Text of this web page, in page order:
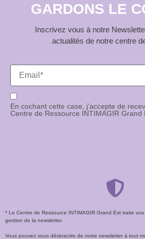
GARDONS LE
Inscrivez vous à notre
actualités de notre centre
En cochant cette case, j’accepte de
Centre de Ressource INTIMAGIR Grand
* Le Centre de Ressource INTIMAGIR Grand Est traite
gestion de la newsletter.
Vous pouvez vous désinscrire de notre newsletter à tout